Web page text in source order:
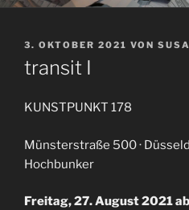
VERÖFFENTLICHT
AM
3. OKTOBER 2021 VON
transit I
KUNSTPUNKT 178
Münsterstraße 500 ·
Hochbunker
Freitag, 27. August 2021